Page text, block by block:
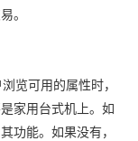
。
览可用的属性时，
家用台式机上。如
功能。如果没有，